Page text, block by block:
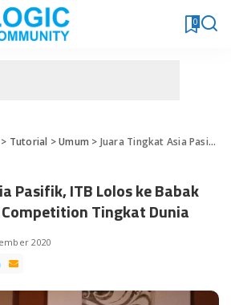
0
Tutorial >Umum > Juara Tingkat Asia Pasifik, ITB Lolos ke Babak Final Huawei ICT Competition Tingkat Dunia
Pasifik, ITB Lolos ke Babak
Tingkat Dunia
2020